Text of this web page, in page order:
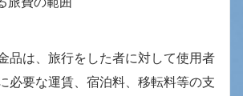
品は、旅行をした者に対して使用者
必要な運賃、宿泊料、移転料等の支